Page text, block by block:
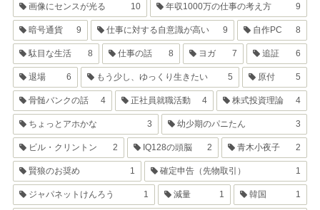
画像にセンスが光る 10 年収1000万の仕事の考え方 9
暗号通貨 9 仕事に対する自意識が高い 9 自作PC 8
駄目な生活 8 仕事の話 8 ヨガ 7 追証 6
退場 6 もう少し、ゆっくり生きたい 5 原付 5
骨髄バンクの話 4 正社員就職活動 4 株式投資理論 4
ちょっとアホかな 3 幼少期のパニたん 3
ビル・クリントン 2 IQ128の頭脳 2 青木小夜子 2
賢狼のお奨め 1 確定申告（先物取引） 1
ジャパネットけんろう 1 減量 1 韓国 1